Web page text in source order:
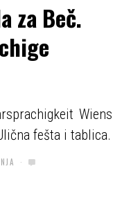
za Beč.
Wiens
fešta i tablica.